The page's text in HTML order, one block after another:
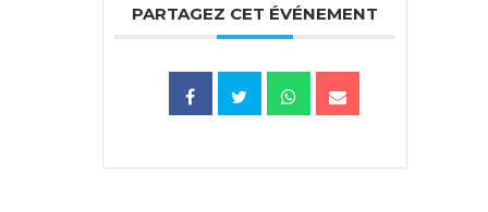
PARTAGEZ CET ÉVÉNEMENT